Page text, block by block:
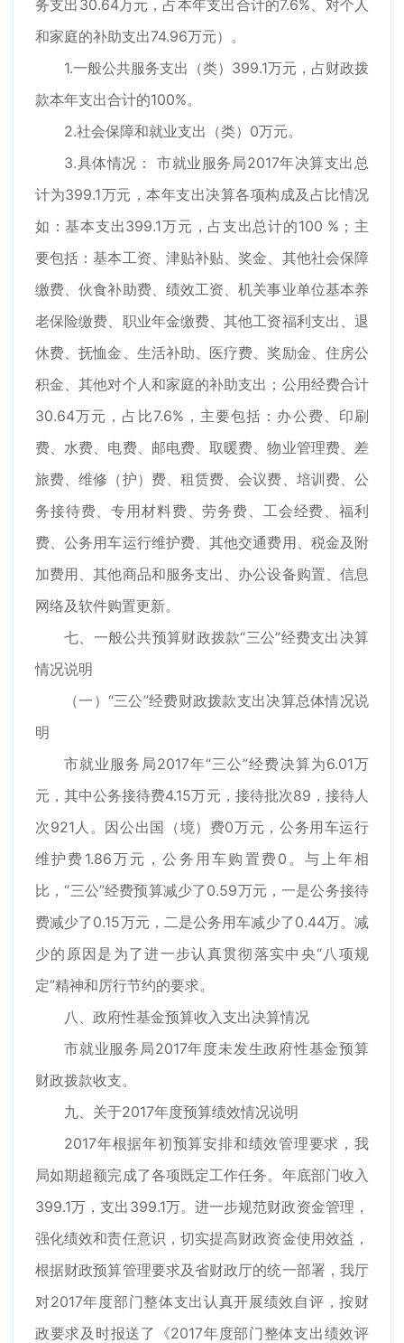
务支出30.64万元，占本年支出合计的7.6%、对个人
和家庭的补助支出74.96万元）。
1.一般公共服务支出（类）399.1万元，占财政拨
款本年支出合计的100%。
2.社会保障和就业支出（类）0万元。
3.具体情况： 市就业服务局2017年决算支出总
计为399.1万元，本年支出决算各项构成及占比情况
如：基本支出399.1万元，占支出总计的100 %；主
要包括：基本工资、津贴补贴、奖金、其他社会保障
缴费、伙食补助费、绩效工资、机关事业单位基本养
老保险缴费、职业年金缴费、其他工资福利支出、退
休费、抚恤金、生活补助、医疗费、奖励金、住房公
积金、其他对个人和家庭的补助支出；公用经费合计
30.64万元，占比7.6%，主要包括：办公费、印刷
费、水费、电费、邮电费、取暖费、物业管理费、差
旅费、维修（护）费、租赁费、会议费、培训费、公
务接待费、专用材料费、劳务费、工会经费、福利
费、公务用车运行维护费、其他交通费用、税金及附
加费用、其他商品和服务支出、办公设备购置、信息
网络及软件购置更新。
七、一般公共预算财政拨款“三公”经费支出决算
情况说明
（一）“三公”经费财政拨款支出决算总体情况说
明
市就业服务局2017年“三公”经费决算为6.01万
元，其中公务接待费4.15万元，接待批次89，接待人
次921人。因公出国（境）费0万元，公务用车运行
维护费1.86万元，公务用车购置费0。与上年相
比，“三公”经费预算减少了0.59万元，一是公务接待
费减少了0.15万元，二是公务用车减少了0.44万。减
少的原因是为了进一步认真贯彻落实中央“八项规
定”精神和厉行节约的要求。
八、政府性基金预算收入支出决算情况
市就业服务局2017年度未发生政府性基金预算
财政拨款收支。
九、关于2017年度预算绩效情况说明
2017年根据年初预算安排和绩效管理要求，我
局如期超额完成了各项既定工作任务。年底部门收入
399.1万，支出399.1万。进一步规范财政资金管理，
强化绩效和责任意识，切实提高财政资金使用效益，
根据财政预算管理要求及省财政厅的统一部署，我厅
对2017年度部门整体支出认真开展绩效自评，按财
政要求及时报送了《2017年度部门整体支出绩效评